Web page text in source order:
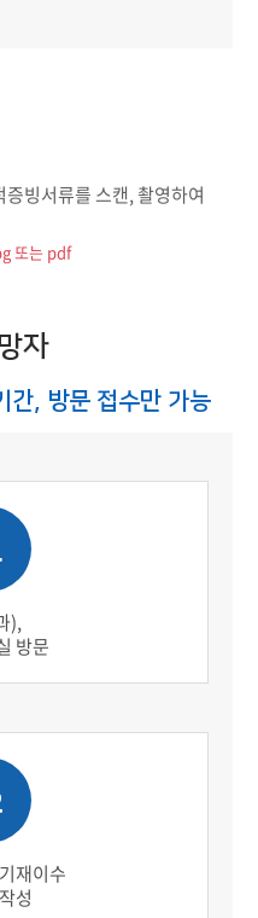
빙서류를 스캔, 촬영하여
또는 pdf
자
간, 방문 접수만 가능
),
방문
재이수
성